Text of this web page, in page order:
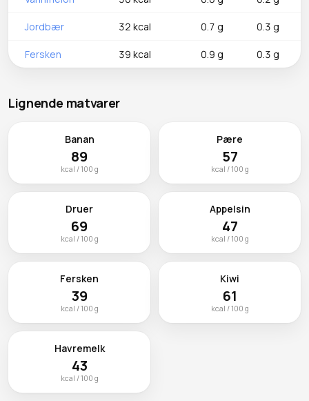
Jordbær 32 kcal 0.7 g 0.3 g
Fersken 39 kcal 0.9 g 0.3 g
Lignende matvarer
Banan
89
kcal / 100 g
Pære
57
kcal / 100 g
Druer
69
kcal / 100 g
Appelsin
47
kcal / 100 g
Fersken
39
kcal / 100 g
Kiwi
61
kcal / 100 g
Havremelk
43
kcal / 100 g